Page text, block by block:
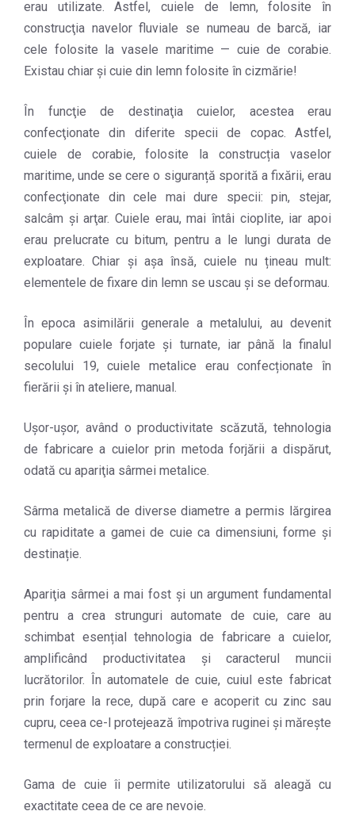
erau utilizate. Astfel, cuiele de lemn, folosite în
construcţia navelor fluviale se numeau de barcă, iar
cele folosite la vasele maritime — cuie de corabie.
Existau chiar şi cuie din lemn folosite în cizmărie!
În funcţie de destinaţia cuielor, acestea erau
confecţionate din diferite specii de copac. Astfel,
cuiele de corabie, folosite la construcția vaselor
maritime, unde se cere o siguranță sporită a fixării, erau
confecţionate din cele mai dure specii: pin, stejar,
salcâm şi arţar. Cuiele erau, mai întâi cioplite, iar apoi
erau prelucrate cu bitum, pentru a le lungi durata de
exploatare. Chiar şi așa însă, cuiele nu țineau mult:
elementele de fixare din lemn se uscau şi se deformau.
În epoca asimilării generale a metalului, au devenit
populare cuiele forjate şi turnate, iar până la finalul
secolului 19, cuiele metalice erau confecționate în
fierării şi în ateliere, manual.
Ușor-uşor, având o productivitate scăzută, tehnologia
de fabricare a cuielor prin metoda forjării a dispărut,
odată cu apariţia sârmei metalice.
Sârma metalică de diverse diametre a permis lărgirea
cu rapiditate a gamei de cuie ca dimensiuni, forme şi
destinație.
Apariţia sârmei a mai fost şi un argument fundamental
pentru a crea strunguri automate de cuie, care au
schimbat esențial tehnologia de fabricare a cuielor,
amplificând productivitatea şi caracterul muncii
lucrătorilor. În automatele de cuie, cuiul este fabricat
prin forjare la rece, după care e acoperit cu zinc sau
cupru, ceea ce-l protejează împotriva ruginei şi mărește
termenul de exploatare a construcției.
Gama de cuie îi permite utilizatorului să aleagă cu
exactitate ceea de ce are nevoie.